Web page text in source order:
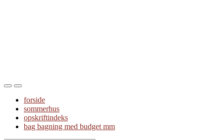
Toggle
mobile
menu
Toggle
the
search
field
forside
sommerhus
opskriftindeks
bag bagning med budget mm